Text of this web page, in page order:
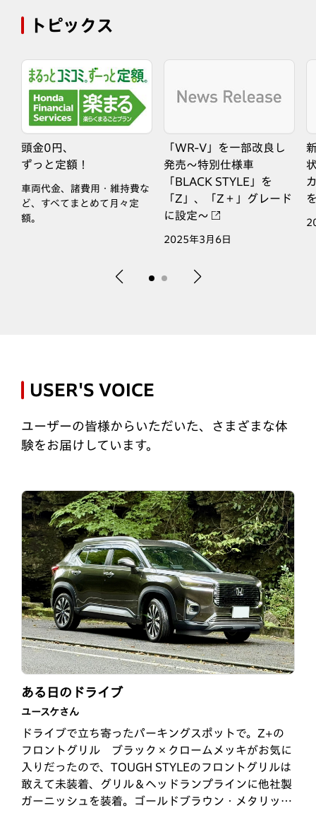
トピックス
頭金0円、
ずっと定額！
車両代金、諸費用・維持費な
ど、すべてまとめて月々定
額。
「WR-V」を一部改良し
発売～特別仕様車
「BLACK STYLE」を
「Z」、「Z＋」グレード
に設定～
2025年3月6日
USER'S VOICE
ユーザーの皆様からいただいた、さまざまな体
験をお届けしています。
お気に入り!!
ターさん
通勤で、他社の軽自動車に乗っていました。しかし、
エアコン作動時の走りなど不満がありました。母親が
旧型のN-WGNに乗っており、Hondaの走りの良さは
知っていました。友人とフラッと寄ったHonda Cars
でWR-Vに試乗したところ、走りの良さに惚れてしま
念願のWR-V
ホンダファンさん
10月31日に納車されました。フィット CROSSTAR
を3年半乗って来ました。昨年にWR-Vがデビューし
てから非常に気になっており、点検等で行きつけの
Honda Carsへ伺う度に展示車をチラ見しては、あ〜
見ちゃ駄目だ！と自分自身に言い聞かせておりまし
ある日のドライブ
ユースケさん
ドライブで立ち寄ったパーキングスポットで。Z+の
フロントグリル ブラック×クロームメッキがお気に
入りだったので、TOUGH STYLEのフロントグリルは
敢えて未装着、グリル＆ヘッドランプラインに他社製
ガーニッシュを装着。ゴールドブラウン・メタリッ